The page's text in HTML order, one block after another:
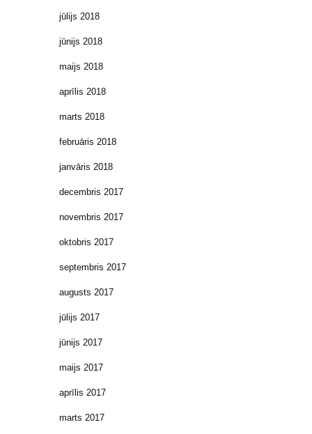
jūlijs 2018
jūnijs 2018
maijs 2018
aprīlis 2018
marts 2018
februāris 2018
janvāris 2018
decembris 2017
novembris 2017
oktobris 2017
septembris 2017
augusts 2017
jūlijs 2017
jūnijs 2017
maijs 2017
aprīlis 2017
marts 2017